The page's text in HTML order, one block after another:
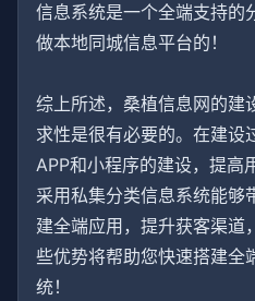
信息系统是一个全端支持的
做本地同城信息平台的！
综上所述，桑植信息网的建
求性是很有必要的。在建设
APP和小程序的建设，提高
采用私集分类信息系统能够
建全端应用，提升获客渠道
些优势将帮助您快速搭建全
统！